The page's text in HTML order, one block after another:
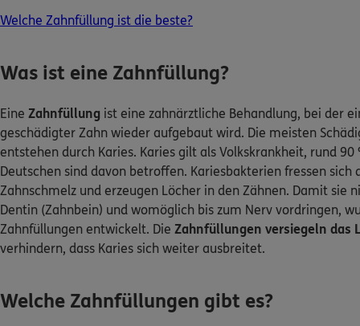
0800 / 3746 095
Mo–Sa 7–20 Uhr (gebührenfrei)
ERGO Berater finden
Kundenportal Log-in
Welche Zahnfüllung ist die beste?
Was ist eine Zahnfüllung?
Eine Zahnfüllung ist eine zahnärztliche Behandlung, bei der
geschädigter Zahn wieder aufgebaut wird. Die meisten
entstehen durch Karies. Karies gilt als Volkskrankheit, rund 90
Deutschen sind davon betroffen. Kariesbakterien fressen sich
Zahnschmelz und erzeugen Löcher in den Zähnen. Damit sie
Dentin (Zahnbein) und womöglich bis zum Nerv vordringen,
Zahnfüllungen entwickelt. Die Zahnfüllungen versiegeln das
verhindern, dass Karies sich weiter ausbreitet.
Welche Zahnfüllungen gibt es?